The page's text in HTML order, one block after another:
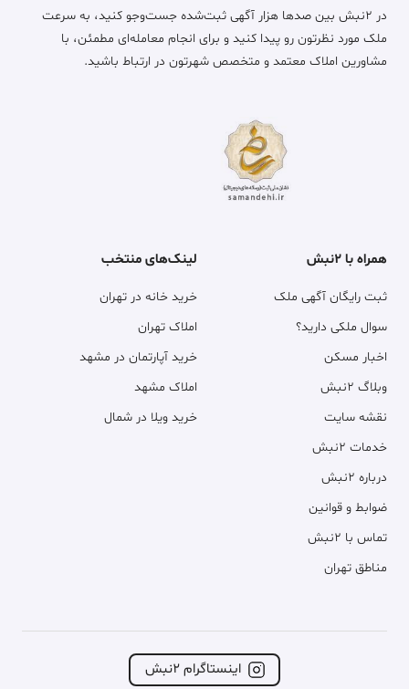
در ۲نبش بین صدها هزار آگهی ثبت‌شده جست‌وجو کنید، به سرعت
ملک مورد نظرتون رو پیدا کنید و برای انجام معامله‌ای مطمئن، با
مشاورین املاک معتمد و متخصص شهرتون در ارتباط باشید.
همراه با ۲نبش
ثبت رایگان آگهی ملک
سوال ملکی دارید؟
اخبار مسکن
وبلاگ ۲نبش
نقشه سایت
خدمات ۲نبش
درباره ۲نبش
ضوابط و قوانین
تماس با ۲نبش
مناطق تهران
لینک‌های منتخب
خرید خانه در تهران
املاک تهران
خرید آپارتمان در مشهد
املاک مشهد
خرید ویلا در شمال
اینستاگرام ۲نبش